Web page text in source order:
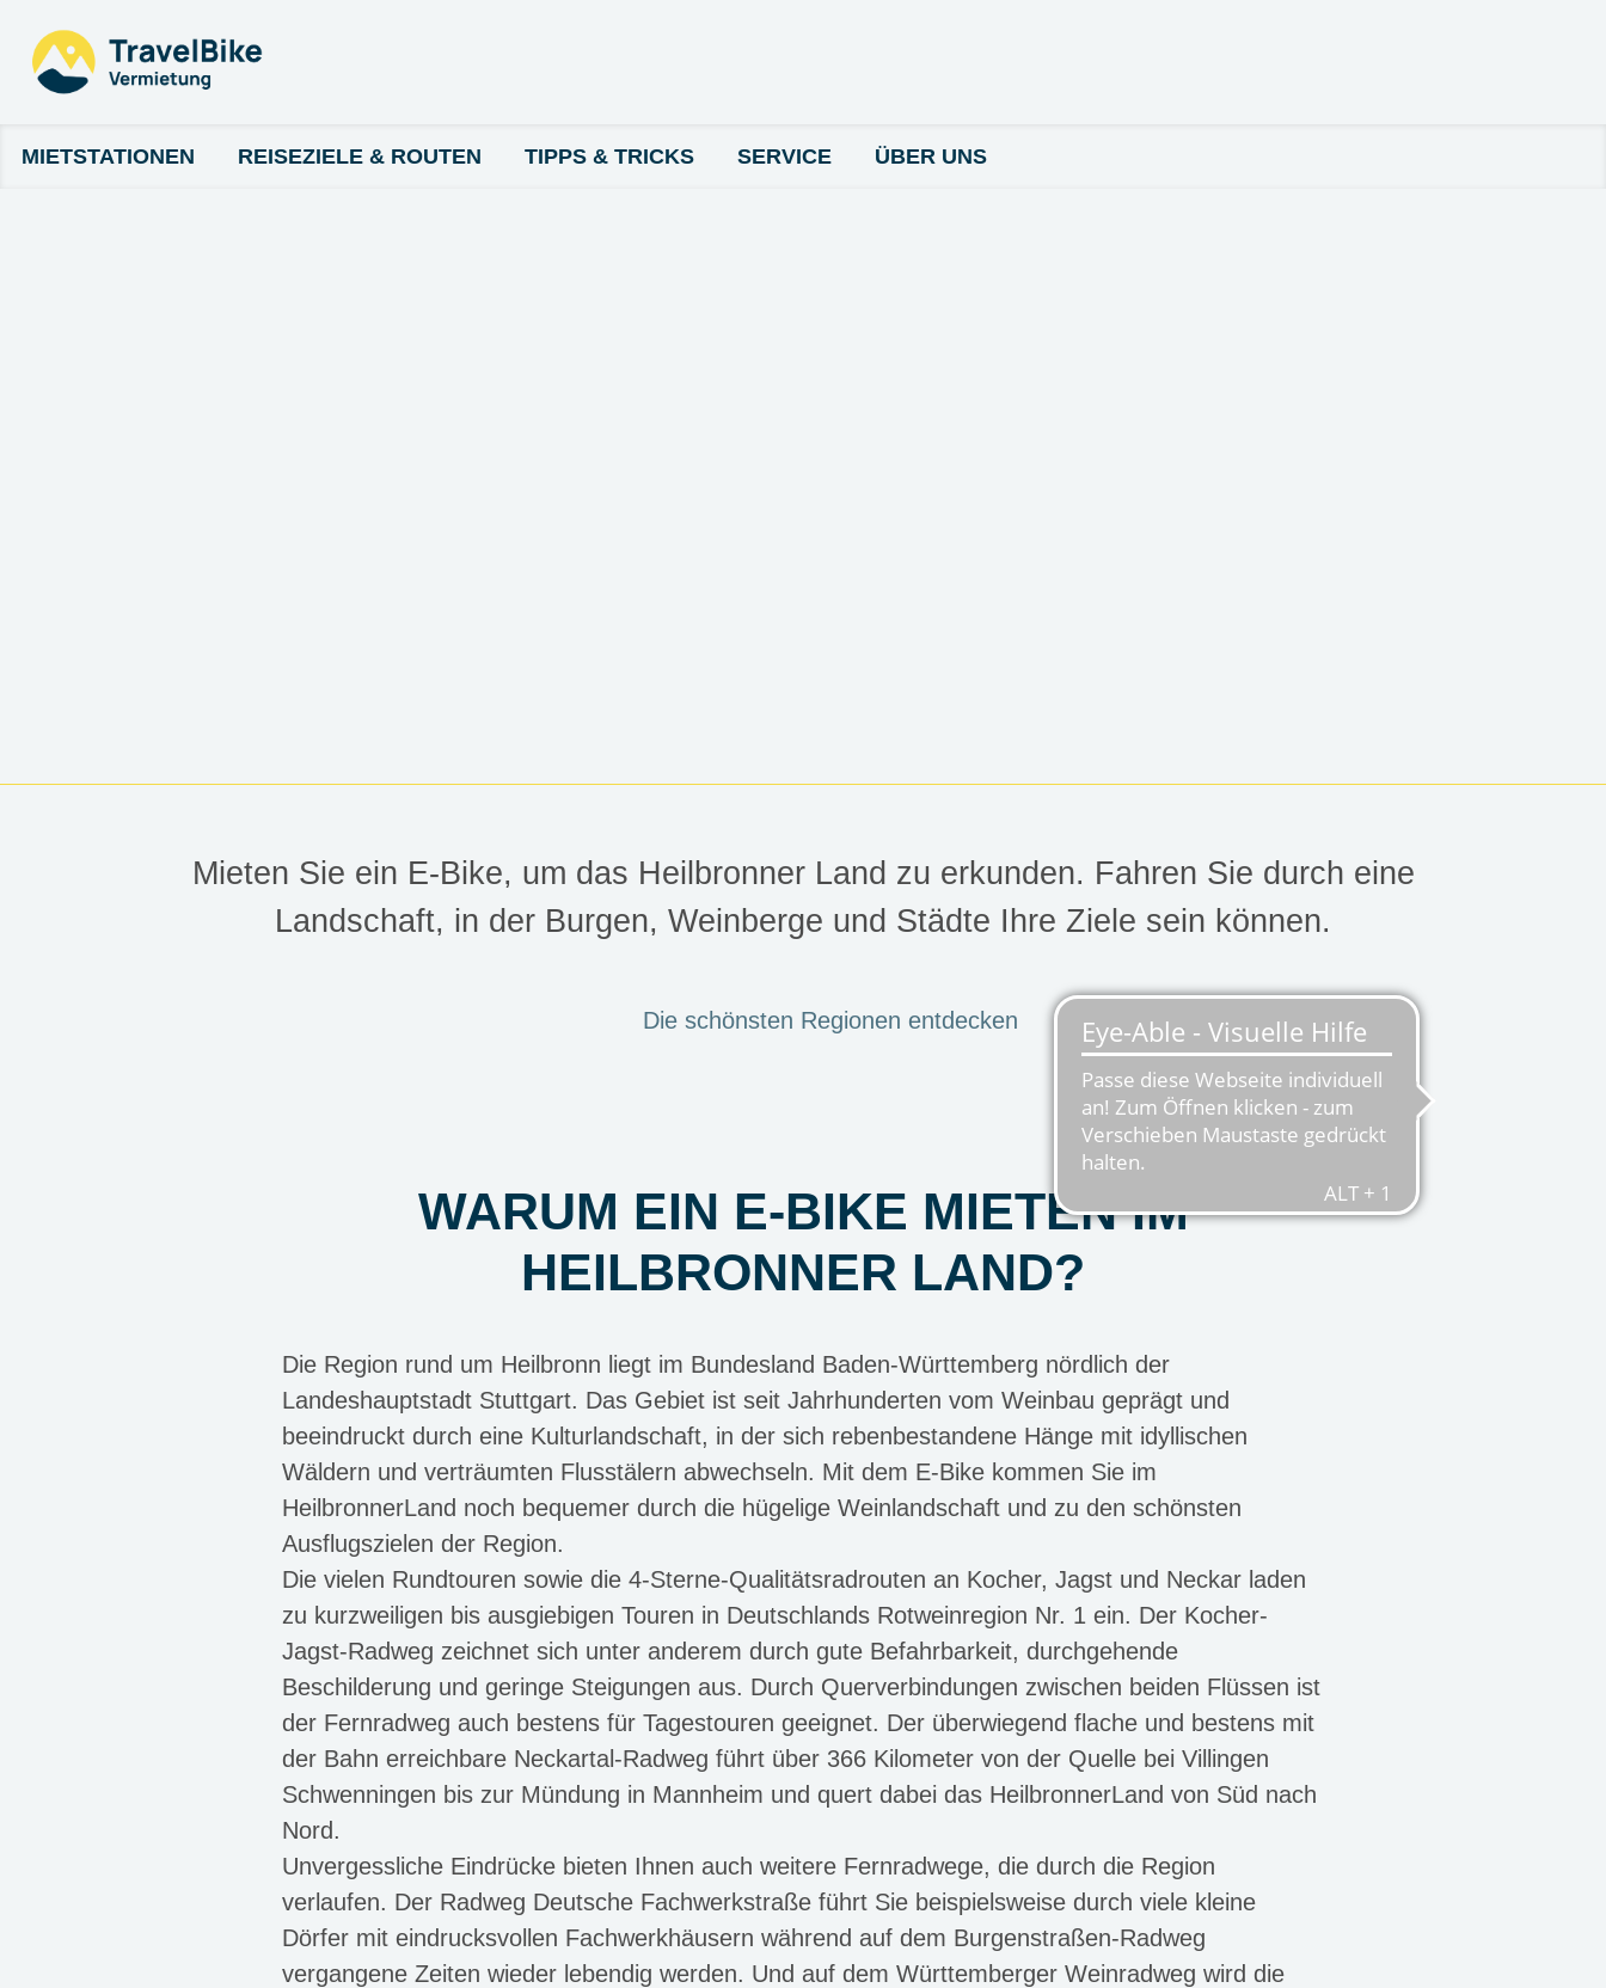
MIETSTATIONEN REISEZIELE & ROUTEN TIPPS & TRICKS SERVICE ÜBER UNS
HEILBRONNER LAND
Erholsame Ferien im Heilbronner Land verbringen
Mieten Sie ein E-Bike, um das Heilbronner Land zu erkunden. Fahren Sie durch eine
Landschaft, in der Burgen, Weinberge und Städte Ihre Ziele sein können.
Die schönsten Regionen entdecken
WARUM EIN E-BIKE MIETEN IM
HEILBRONNER LAND?
Die Region rund um Heilbronn liegt im Bundesland Baden-Württemberg nördlich der
Landeshauptstadt Stuttgart. Das Gebiet ist seit Jahrhunderten vom Weinbau geprägt und
beeindruckt durch eine Kulturlandschaft, in der sich rebenbestandene Hänge mit idyllischen
Wäldern und verträumten Flusstälern abwechseln. Mit dem E-Bike kommen Sie im
HeilbronnerLand noch bequemer durch die hügelige Weinlandschaft und zu den schönsten
Ausflugszielen der Region.
Die vielen Rundtouren sowie die 4-Sterne-Qualitätsradrouten an Kocher, Jagst und Neckar laden
zu kurzweiligen bis ausgiebigen Touren in Deutschlands Rotweinregion Nr. 1 ein. Der Kocher-
Jagst-Radweg zeichnet sich unter anderem durch gute Befahrbarkeit, durchgehende
Beschilderung und geringe Steigungen aus. Durch Querverbindungen zwischen beiden Flüssen ist
der Fernradweg auch bestens für Tagestouren geeignet. Der überwiegend flache und bestens mit
der Bahn erreichbare Neckartal-Radweg führt über 366 Kilometer von der Quelle bei Villingen
Schwenningen bis zur Mündung in Mannheim und quert dabei das HeilbronnerLand von Süd nach
Nord.
Unvergessliche Eindrücke bieten Ihnen auch weitere Fernradwege, die durch die Region
verlaufen. Der Radweg Deutsche Fachwerkstraße führt Sie beispielsweise durch viele kleine
Dörfer mit eindrucksvollen Fachwerkhäusern während auf dem Burgenstraßen-Radweg
vergangene Zeiten wieder lebendig werden. Und auf dem Württemberger Weinradweg wird die